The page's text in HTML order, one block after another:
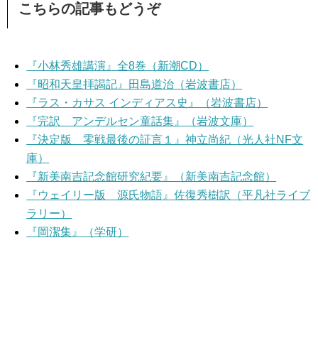
こちらの記事もどうぞ
『小林秀雄講演』全8巻（新潮CD）
『昭和天皇拝謁記』田島道治（岩波書店）
『ラス・カサス インディアス史』（岩波書店）
『完訳 アンデルセン童話集』（岩波文庫）
『決定版 零戦最後の証言１』神立尚紀（光人社NF文
庫）
『新美南吉記念館研究紀要』（新美南吉記念館）
『ウェイリー版 源氏物語』佐復秀樹訳（平凡社ライブ
ラリー）
『岡潔集』（学研）